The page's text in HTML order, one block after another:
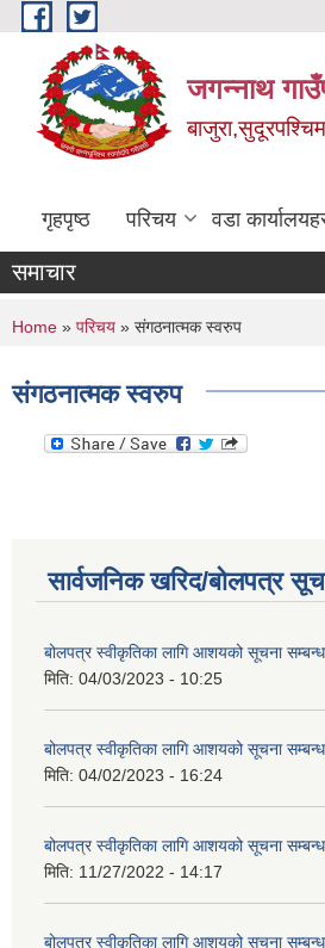
Skip to main content
जगन्नाथ
गृहपृष्ठ परिचय वडा
समाचार
You are here
Home » परिचय » संगठनात्मक स्वरुप
संगठनात्मक स्वरुप
सार्वजनिक खरिद/बोलपत्र
बोलपत्र स्वीकृतिका लागि आशयको सूचना
मिति: 04/03/2023 - 10:25
बोलपत्र स्वीकृतिका लागि आशयको सूचना
मिति: 04/02/2023 - 16:24
बोलपत्र स्वीकृतिका लागि आशयको सूचना
मिति: 11/27/2022 - 14:17
बोलपत्र स्वीकृतिका लागि आशयको सूचना